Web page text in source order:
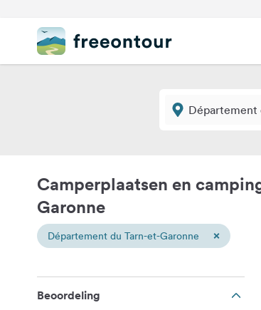
Camperplaatsen en
Garonne
Département du Tarn-et-Garonne ×
Beoordeling